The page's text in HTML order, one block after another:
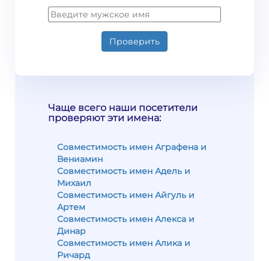
Проверить
Чаще всего наши посетители
проверяют эти имена:
Совместимость имен Аграфена и
Вениамин
Совместимость имен Адель и
Михаил
Совместимость имен Айгуль и
Артем
Совместимость имен Алекса и
Динар
Совместимость имен Алика и
Ричард